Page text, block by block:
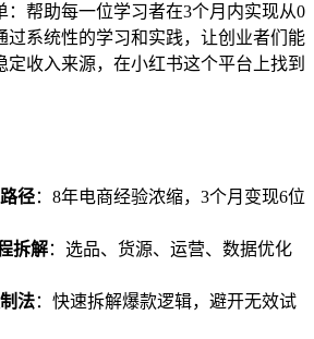
：帮助每一位学习者在3个月内实现从0
过系统性的学习和实践，让创业者们能
定收入来源，在小红书这个平台上找到
径：8年电商经验浓缩，3个月变现6位
拆解：选品、货源、运营、数据优化
法：快速拆解爆款逻辑，避开无效试